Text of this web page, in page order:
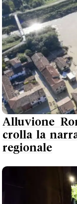
Alluvione
crolla la
regionale